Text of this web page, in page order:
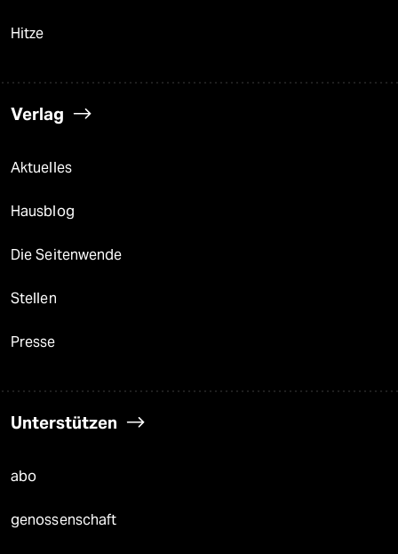
Hitze
Verlag
Aktuelles
Hausblog
Die Seitenwende
Stellen
Presse
Unterstützen
abo
genossenschaft